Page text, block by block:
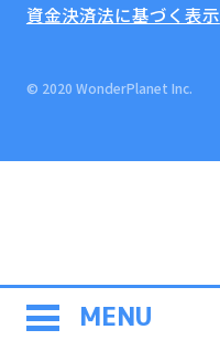
MENU
資金決済法に基づく表示
© 2020 WonderPlanet Inc.